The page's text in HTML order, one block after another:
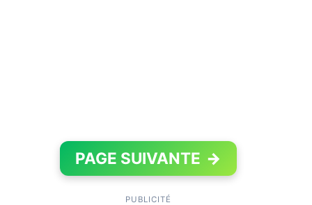
PAGE SUIVANTE →
PUBLICITÉ